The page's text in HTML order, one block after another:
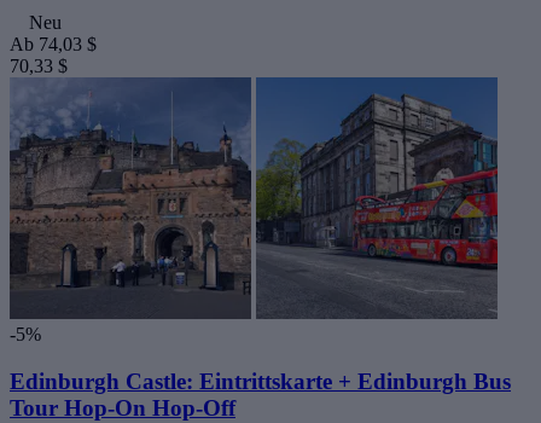
Neu
Ab 74,03 $
70,33 $
-5%
Edinburgh Castle: Eintrittskarte + Edinburgh Bus
Tour Hop-On Hop-Off